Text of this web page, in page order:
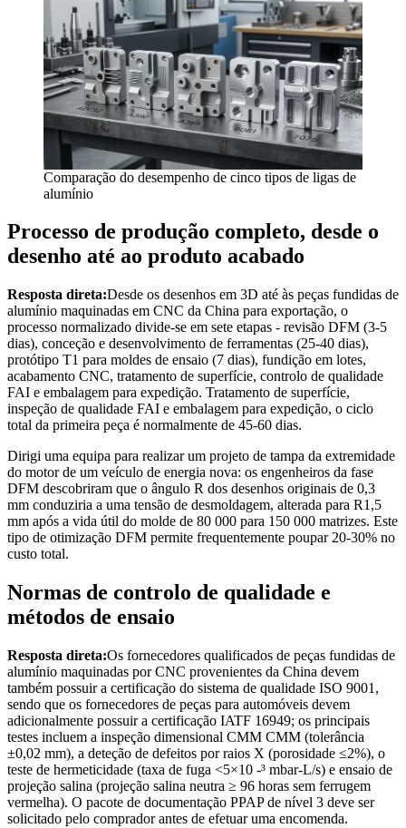
Comparação do desempenho de cinco tipos de ligas de
alumínio
Processo de produção completo, desde o
desenho até ao produto acabado
Resposta direta:Desde os desenhos em 3D até às peças fundidas de
alumínio maquinadas em CNC da China para exportação, o
processo normalizado divide-se em sete etapas - revisão DFM (3-5
dias), conceção e desenvolvimento de ferramentas (25-40 dias),
protótipo T1 para moldes de ensaio (7 dias), fundição em lotes,
acabamento CNC, tratamento de superfície, controlo de qualidade
FAI e embalagem para expedição. Tratamento de superfície,
inspeção de qualidade FAI e embalagem para expedição, o ciclo
total da primeira peça é normalmente de 45-60 dias.
Dirigi uma equipa para realizar um projeto de tampa da extremidade
do motor de um veículo de energia nova: os engenheiros da fase
DFM descobriram que o ângulo R dos desenhos originais de 0,3
mm conduziria a uma tensão de desmoldagem, alterada para R1,5
mm após a vida útil do molde de 80 000 para 150 000 matrizes. Este
tipo de otimização DFM permite frequentemente poupar 20-30% no
custo total.
Normas de controlo de qualidade e
métodos de ensaio
Resposta direta:Os fornecedores qualificados de peças fundidas de
alumínio maquinadas por CNC provenientes da China devem
também possuir a certificação do sistema de qualidade ISO 9001,
sendo que os fornecedores de peças para automóveis devem
adicionalmente possuir a certificação IATF 16949; os principais
testes incluem a inspeção dimensional CMM CMM (tolerância
±0,02 mm), a deteção de defeitos por raios X (porosidade ≤2%), o
teste de hermeticidade (taxa de fuga <5×10 -³ mbar-L/s) e ensaio de
projeção salina (projeção salina neutra ≥ 96 horas sem ferrugem
vermelha). O pacote de documentação PPAP de nível 3 deve ser
solicitado pelo comprador antes de efetuar uma encomenda.